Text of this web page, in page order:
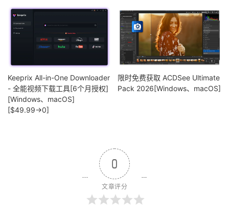
Keeprix All-in-One Downloader
- 全能视频下载工具[6个月授权]
[Windows、macOS]
[$49.99→0]
限时免费获取 ACDSee Ultimate
Pack 2026[Windows、macOS]
0
文章评分